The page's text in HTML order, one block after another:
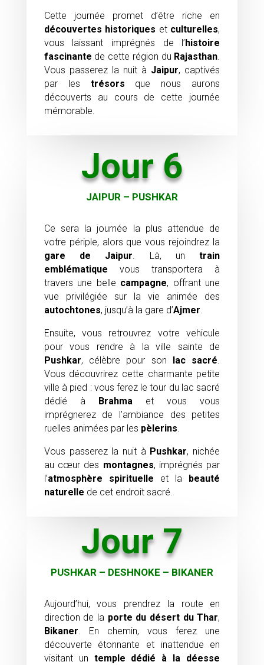
Cette journée promet d’être riche en
découvertes historiques et culturelles,
vous laissant imprégnés de l’histoire
fascinante de cette région du Rajasthan
Vous passerez la nuit à Jaipur, captivés
par les trésors que nous aurons
découverts au cours de cette journée
mémorable.
Jour 6
JAIPUR – PUSHKAR
Ce sera la journée la plus attendue de
votre périple, alors que vous rejoindrez la
gare de Jaipur . Là, untrain
emblématique vous transportera à
travers une belle campagne, offrant une
vue privilégiée sur la vie animée des
autochtones, jusqu’à la gare d’Ajmer
Ensuite, vous retrouvrez votre vehicule
pour vous rendre à la ville sainte de
Pushkar, célèbre pour son lac sacré
Vous découvrirez cette charmante petite
ville à pied : vous ferez le tour du lac sacré
dédié à Brahma et vous vous
imprégnerez de l’ambiance des petites
ruelles animées par les pèlerins
Vous passerez la nuit à Pushkar, nichée
au cœur des montagnes, imprégnés par
l’atmosphère spirituelle et la beauté
naturelle de cet endroit sacré.
Jour 7
PUSHKAR – DESHNOKE – BIKANER
Aujourd’hui, vous prendrez la route en
direction de la porte du désert du Thar,
Bikaner . En chemin, vous ferez une
découverte étonnante et inattendue en
visitant un temple dédié à la déesse